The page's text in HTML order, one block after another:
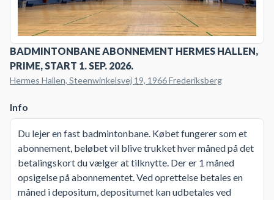
BADMINTONBANE ABONNEMENT HERMES HALLEN,
PRIME, START 1. SEP. 2026.
Hermes Hallen, Steenwinkelsvej 19, 1966 Frederiksberg
Info
Du lejer en fast badmintonbane. Købet fungerer som et
abonnement, beløbet vil blive trukket hver måned på det
betalingskort du vælger at tilknytte. Der er 1 måned
opsigelse på abonnementet. Ved oprettelse betales en
måned i depositum, depositumet kan udbetales ved